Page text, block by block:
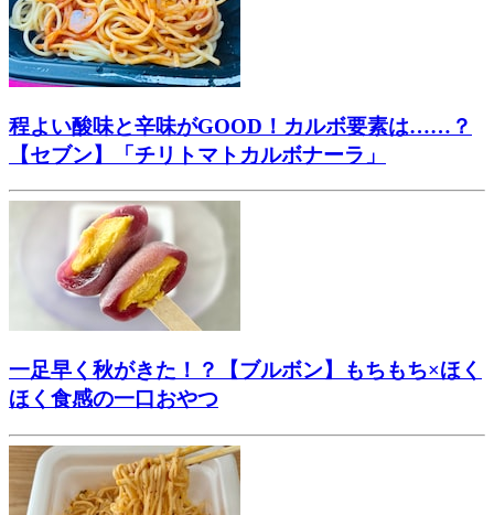
程よい酸味と辛味がGOOD！カルボ要素は……？
【セブン】「チリトマトカルボナーラ」
一足早く秋がきた！？【ブルボン】もちもち×ほく
ほく食感の一口おやつ